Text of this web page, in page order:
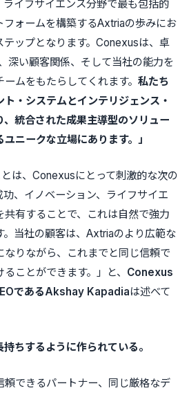
ライフサイエンス分野で最も包括的
フォームを構築するAxtriaの歩みにお
テップとなります。Conexusは、卓
深い顧客関係、そして当社の能力を
ムをもたらしてくれます。 私たち
・システムとインテリジェンス・
統合された成果主導型のソリュー
ニークな立場にあります。」
とは、Conexusにとって刺激的な次の
、イノベーション、ライフサイエ
共有することで、これは自然で強力
。当社の顧客は、Axtriaのより広範な
りながら、これまでと同じ信頼で
ことができます。」と、 Conexus
であるAkshay Kapadiaは述べて
ちするように作られている。
頼できるパートナー、同じ厳格なデ